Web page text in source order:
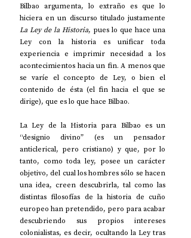
Bilbao argumenta, lo extraño es que lo
La Ley de la Historia, pues lo que hace una
Ley con la historia es unificar toda
experiencia e imprimir necesidad a los
acontecimientos hacia un fin. A menos que
se varíe el concepto de Ley, o bien el
contenido de ésta (el fin hacia el que se
dirige), que es lo que hace Bilbao.
La Ley de la Historia para Bilbao es un
“designio divino” (es un pensador
anticlerical, pero cristiano) y que, por lo
tanto, como toda ley, posee un carácter
objetivo, del cual los hombres sólo se hacen
una idea, creen descubrirla, tal como las
distintas filosofías de la historia de cuño
europeo han pretendido, pero para acabar
descubriendo sus propios intereses
colonialistas, es decir, ocultando la Ley tras